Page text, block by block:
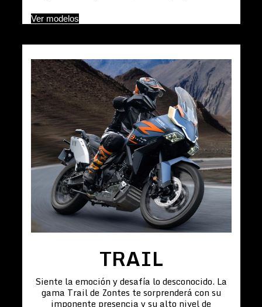
Ver modelos
TRAIL
Siente la emoción y desafía lo desconocido. La
gama Trail de Zontes te sorprenderá con su
imponente presencia y su alto nivel de